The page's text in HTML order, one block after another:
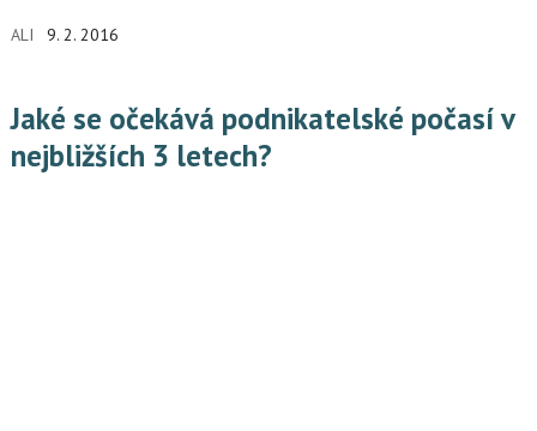
ALI 9. 2. 2016
Jaké se očekává podnikatelské počasí v
nejbližších 3 letech?